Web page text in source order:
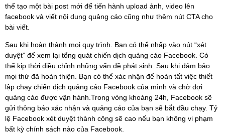
thể tạo một bài post mới để tiến hành upload ảnh, video lên
facebook và viết nội dung quảng cáo cũng như thêm nút CTA cho
bài viết.
Sau khi hoàn thành mọi quy trình. Bạn có thể nhấp vào nút “xét
duyệt” để xem lại tổng quát chiến dịch quảng cáo Facebook. Có
thể kịp thời điều chỉnh những vấn đề phát sinh. Sau khi đảm bảo
mọi thứ đã hoàn thiện. Bạn có thể xác nhận để hoàn tất việc thiết
lập chạy chiến dịch quảng cáo Facebook của mình và chờ đợi
quảng cáo được vận hành.Trong vòng khoảng 24h, Facebook sẽ
gửi thông báo xác nhận và quảng cáo của bạn sẽ bắt đầu chạy. Tỷ
lệ Facebook xét duyệt thành công sẽ cao nếu bạn không vi phạm
bất kỳ chính sách nào của Facebook.